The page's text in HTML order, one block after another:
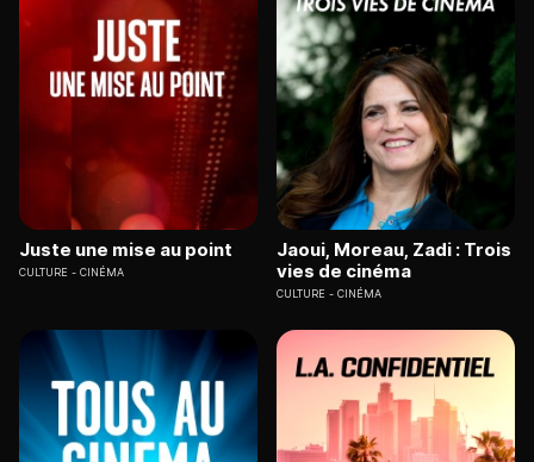
Juste une mise au point
CULTURE CINÉMA
Jaoui, Moreau, Zadi : Trois
vies de cinéma
CULTURE CINÉMA